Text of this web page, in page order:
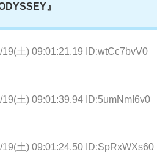
』
19(土) 09:01:21.19 ID:wtCc7bvV0
19(土) 09:01:39.94 ID:5umNmI6v0
19(土) 09:01:24.50 ID:SpRxWXs60